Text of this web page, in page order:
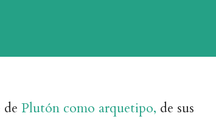
Plutón como arquetipo, de sus